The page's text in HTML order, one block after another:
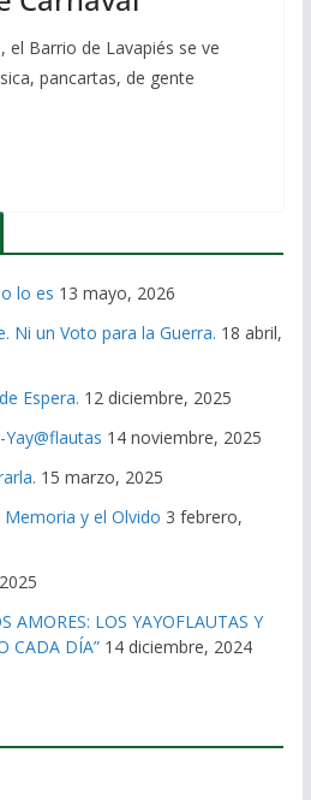
el Barrio de Lavapiés se ve
pancartas, de gente
lo es 13 mayo, 2026
Ni un Voto para la Guerra. 18 abril,
Espera. 12 diciembre, 2025
14 noviembre, 2025
15 marzo, 2025
y el Olvido 3 febrero,
AMORES: LOS YAYOFLAUTAS Y
CADA DÍA” 14 diciembre, 2024